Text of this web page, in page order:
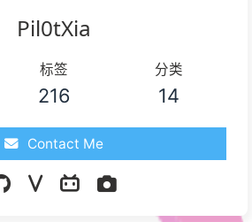
Pil0tXia
标签
216
分类
14
Contact Me